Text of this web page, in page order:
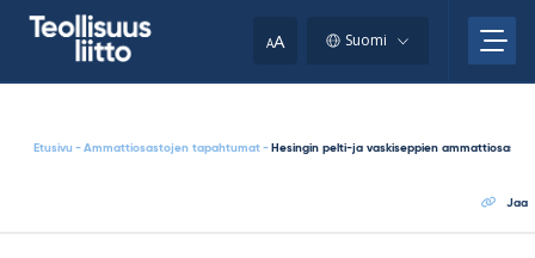
AA Suomi
Etusivu - Ammattiosastojen tapahtumat - Hesingin pelti-ja vaskiseppien ammattiosasto
Jaa
clipboard.)